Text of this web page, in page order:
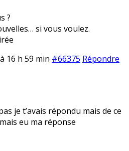
?
si vous voulez.
16 h 59 min #66375 Répondre
je t’avais répondu mais de ce
eu ma réponse